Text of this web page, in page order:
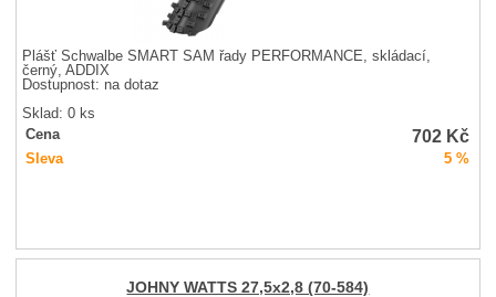
Plášť Schwalbe SMART SAM řady PERFORMANCE, skládací,
černý, ADDIX
Dostupnost: na dotaz
Sklad: 0 ks
Cena
702 Kč
Sleva 5 %
JOHNY WATTS 27,5x2,8 (70-584)